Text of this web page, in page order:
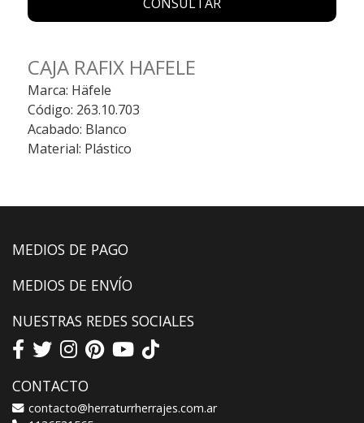
CAJA RAFIX HAFELE
Marca: Häfele
Código: 263.10.703
Acabado: Blanco
Material: Plástico
MEDIOS DE PAGO
MEDIOS DE ENVÍO
NUESTRAS REDES SOCIALES
CONTACTO
contacto@herraturrherrajes.com.ar